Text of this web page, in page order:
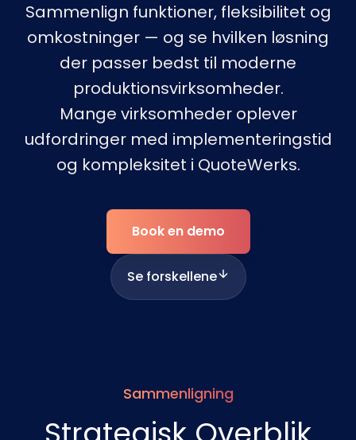
Sammenlign funktioner, fleksibilitet og
omkostninger — og se hvilken løsning
der passer bedst til moderne
produktionsvirksomheder.
Mange virksomheder oplever
udfordringer med implementeringstid
og kompleksitet i QuoteWerks.
Book en demo
Se forskellene
Sammenligning